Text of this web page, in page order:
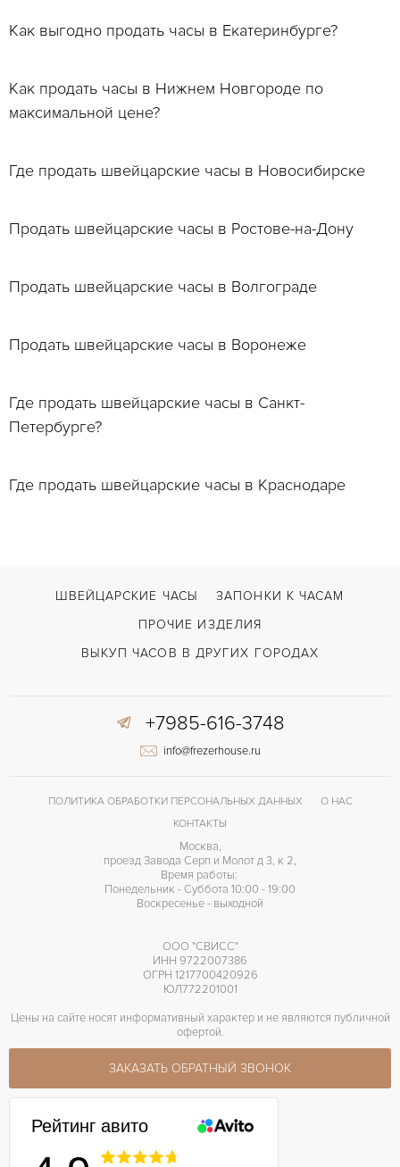
Как выгодно продать часы в Екатеринбурге?
Как продать часы в Нижнем Новгороде по
максимальной цене?
Где продать швейцарские часы в Новосибирске
Продать швейцарские часы в Ростове-на-Дону
Продать швейцарские часы в Волгограде
Продать швейцарские часы в Воронеже
Где продать швейцарские часы в Санкт-
Петербурге?
Где продать швейцарские часы в Краснодаре
ШВЕЙЦАРСКИЕ ЧАСЫ
ЗАПОНКИ К ЧАСАМ
ПРОЧИЕ ИЗДЕЛИЯ
ВЫКУП ЧАСОВ В ДРУГИХ ГОРОДАХ
+7985-616-3748
info@frezerhouse.ru
ПОЛИТИКА ОБРАБОТКИ ПЕРСОНАЛЬНЫХ ДАННЫХ
О НАС
КОНТАКТЫ
Москва,
проезд Завода Серп и Молот д 3, к 2,
Время работы:
Понедельник - Суббота 10:00 - 19:00
Воскресенье - выходной
ООО "СВИСС"
ИНН 9722007386
ОГРН 1217700420926
ЮЛ772201001
Цены на сайте носят информативный характер и не являются публичной
офертой.
ЗАКАЗАТЬ ОБРАТНЫЙ ЗВОНОК
Рейтинг авито